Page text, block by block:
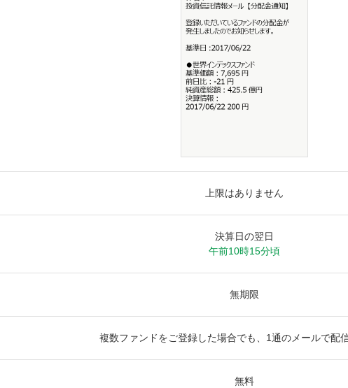
上限はありません
決算日の翌日
午前10時15分頃
無期限
複数ファンドをご登録した場合でも、1通のメールで配信
無料